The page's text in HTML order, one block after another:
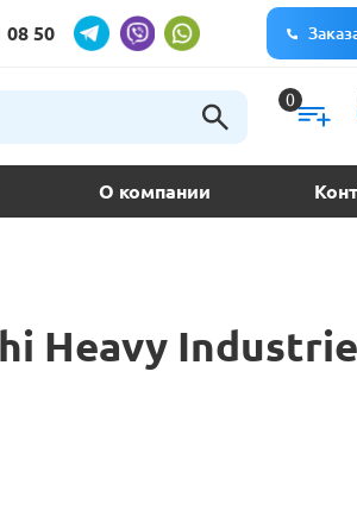
08 50
0
О компании
Heavy